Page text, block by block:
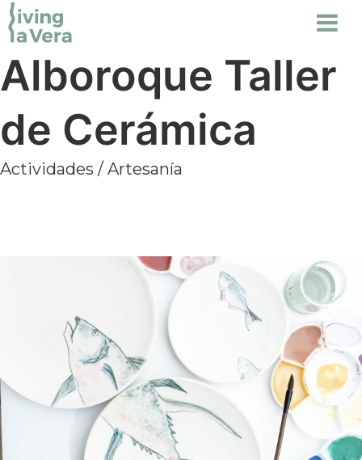
Alboroque Taller
de Cerámica
Actividades / Artesanía